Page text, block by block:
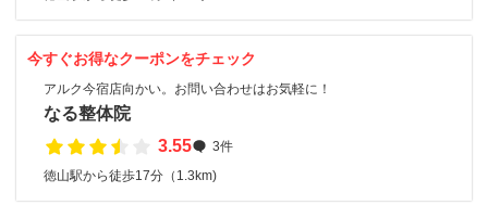
今すぐお得なクーポンをチェック
アルク今宿店向かい。お問い合わせはお気軽に！
なる整体院
3.55
3件
徳山駅から徒歩17分（1.3km)